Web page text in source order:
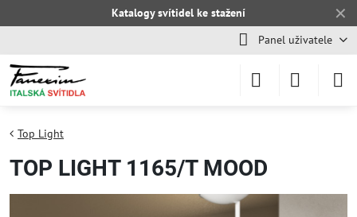
✕
Katalogy svítidel ke stažení
Panel uživatele
Top Light
TOP LIGHT 1165/T MOOD